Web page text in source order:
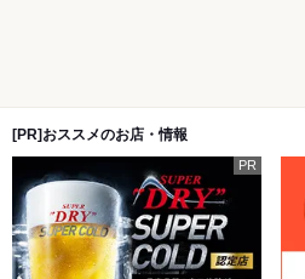
[PR]おススメのお店・情報
PR